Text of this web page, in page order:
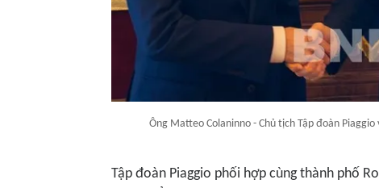
Ông Matteo Colaninno - Chủ tịch Tập đoàn
Tập đoàn Piaggio phối hợp cùng thành phố